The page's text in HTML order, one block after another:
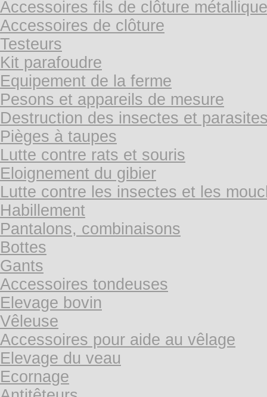
Accessoires fils de clôture
Accessoires de clôture
Testeurs
Kit parafoudre
Equipement de la ferme
Pesons et appareils de mesure
Destruction des insectes et
Pièges à taupes
Lutte contre rats et souris
Eloignement du gibier
Lutte contre les insectes et les
Habillement
Pantalons, combinaisons
Bottes
Gants
Accessoires tondeuses
Elevage bovin
Vêleuse
Accessoires pour aide au vêlage
Elevage du veau
Ecornage